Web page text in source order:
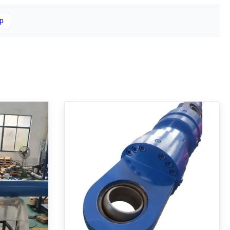
типа
с
о
MP5
Многоступенчатый
телескопический
гидравлический цилиндр с
хромированным штоком и
цапфой крепления MT4
Многоступенчатый телескопический
гидроцилиндр с цапфовым креплением
МТ4. Имеет диаметр цилиндра 270/200
мм, ход поршня 1255 мм, рабочее